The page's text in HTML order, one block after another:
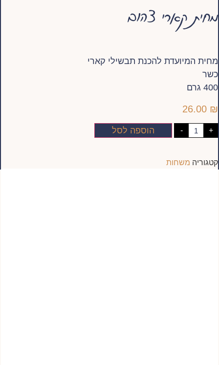
מחית קארי צהוב
מחית המיועדת להכנת תבשילי קארי
כשר
400 גרם
26.00 ₪
-
כמות
של
+ הוספה לסל
קטגוריה משחות